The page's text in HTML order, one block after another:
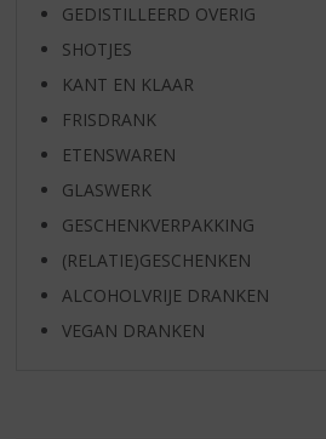
GEDISTILLEERD OVERIG
SHOTJES
KANT EN KLAAR
FRISDRANK
ETENSWAREN
GLASWERK
GESCHENKVERPAKKING
(RELATIE)GESCHENKEN
ALCOHOLVRIJE DRANKEN
VEGAN DRANKEN